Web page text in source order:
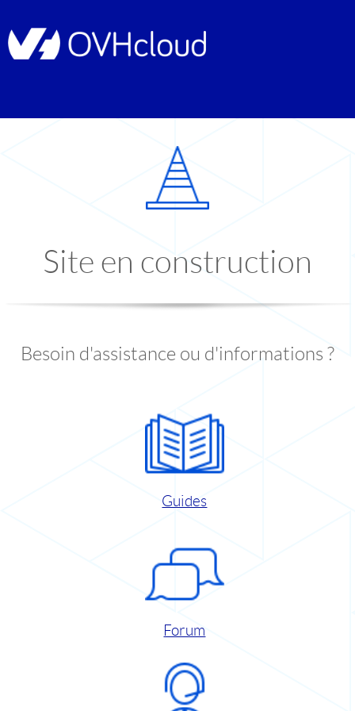
Site en construction
Besoin d'assistance ou d'informations ?
Guides
Forum